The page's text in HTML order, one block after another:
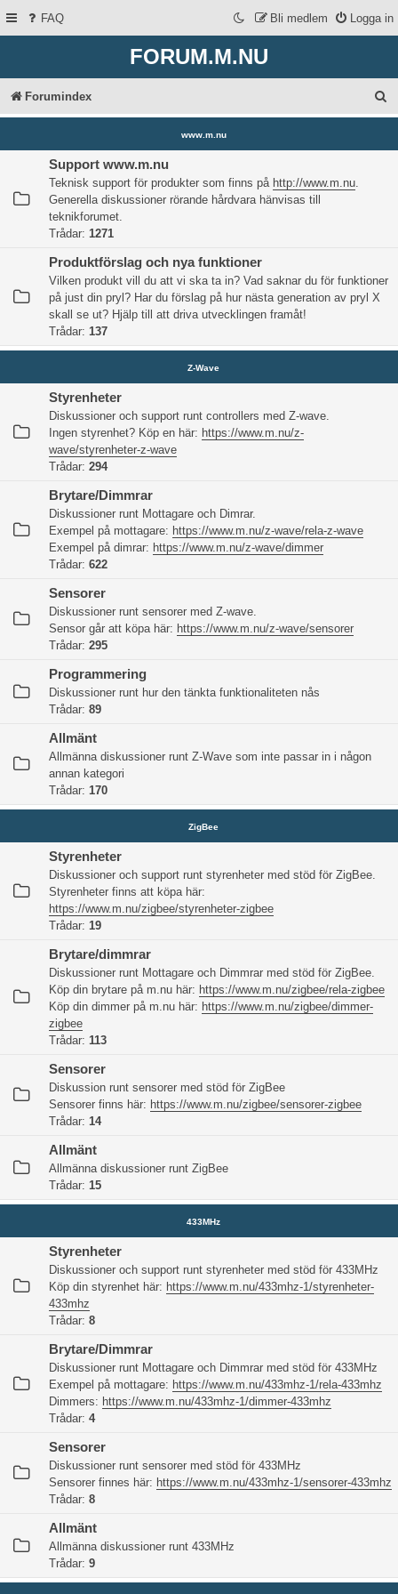
FAQ Logga in
Bli medlem
FORUM.M.NU
Forumindex
ö
k
www.m.nu
Support www.m.nu
Teknisk support för produkter som finns på http://www.m.nu.
Generella diskussioner rörande hårdvara hänvisas till
teknikforumet.
Trådar: 1271
Produktförslag och nya funktioner
Vilken produkt vill du att vi ska ta in? Vad saknar du för funktioner
på just din pryl? Har du förslag på hur nästa generation av pryl X
skall se ut? Hjälp till att driva utvecklingen framåt!
Trådar: 137
Z-Wave
Styrenheter
Diskussioner och support runt controllers med Z-wave.
Ingen styrenhet? Köp en här: https://www.m.nu/z-
wave/styrenheter-z-wave
Trådar: 294
Brytare/Dimmrar
Diskussioner runt Mottagare och Dimrar.
Exempel på mottagare: https://www.m.nu/z-wave/rela-z-wave
Exempel på dimrar: https://www.m.nu/z-wave/dimmer
Trådar: 622
Sensorer
Diskussioner runt sensorer med Z-wave.
Sensor går att köpa här: https://www.m.nu/z-wave/sensorer
Trådar: 295
Programmering
Diskussioner runt hur den tänkta funktionaliteten nås
Trådar: 89
Allmänt
Allmänna diskussioner runt Z-Wave som inte passar in i någon
annan kategori
Trådar: 170
ZigBee
Styrenheter
Diskussioner och support runt styrenheter med stöd för ZigBee.
Styrenheter finns att köpa här:
https://www.m.nu/zigbee/styrenheter-zigbee
Trådar: 19
Brytare/dimmrar
Diskussioner runt Mottagare och Dimmrar med stöd för ZigBee.
Köp din brytare på m.nu här: https://www.m.nu/zigbee/rela-zigbee
Köp din dimmer på m.nu här: https://www.m.nu/zigbee/dimmer-
zigbee
Trådar: 113
Sensorer
Diskussion runt sensorer med stöd för ZigBee
Sensorer finns här: https://www.m.nu/zigbee/sensorer-zigbee
Trådar: 14
Allmänt
Allmänna diskussioner runt ZigBee
Trådar: 15
433MHz
Styrenheter
Diskussioner och support runt styrenheter med stöd för 433MHz
Köp din styrenhet här: https://www.m.nu/433mhz-1/styrenheter-
433mhz
Trådar: 8
Brytare/Dimmrar
Diskussioner runt Mottagare och Dimmrar med stöd för 433MHz
Exempel på mottagare: https://www.m.nu/433mhz-1/rela-433mhz
Dimmers: https://www.m.nu/433mhz-1/dimmer-433mhz
Trådar: 4
Sensorer
Diskussioner runt sensorer med stöd för 433MHz
Sensorer finnes här: https://www.m.nu/433mhz-1/sensorer-433mhz
Trådar: 8
Allmänt
Allmänna diskussioner runt 433MHz
Trådar: 9